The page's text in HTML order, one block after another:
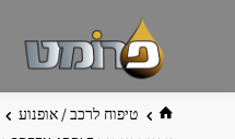
בית טיפוח לרכב / אופנוע